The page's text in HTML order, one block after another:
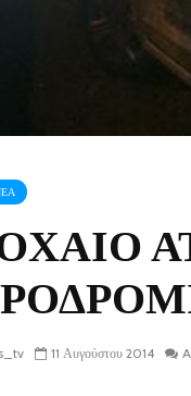
11 Αυγούστου 2014